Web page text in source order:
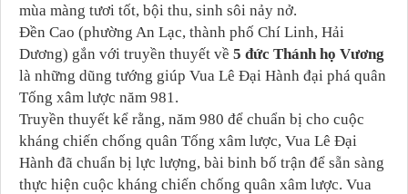
mùa màng tươi tốt, bội thu, sinh sôi nảy nở.
Đền Cao (phường An Lạc, thành phố Chí Linh, Hải
Dương) gắn với truyền thuyết về 5 đức Thánh họ Vương
là những dũng tướng giúp Vua Lê Đại Hành đại phá quân
Tống xâm lược năm 981.
Truyền thuyết kể rằng, năm 980 để chuẩn bị cho cuộc
kháng chiến chống quân Tống xâm lược, Vua Lê Đại
Hành đã chuẩn bị lực lượng, bài binh bố trận để sẵn sàng
thực hiện cuộc kháng chiến chống quân xâm lược. Vua